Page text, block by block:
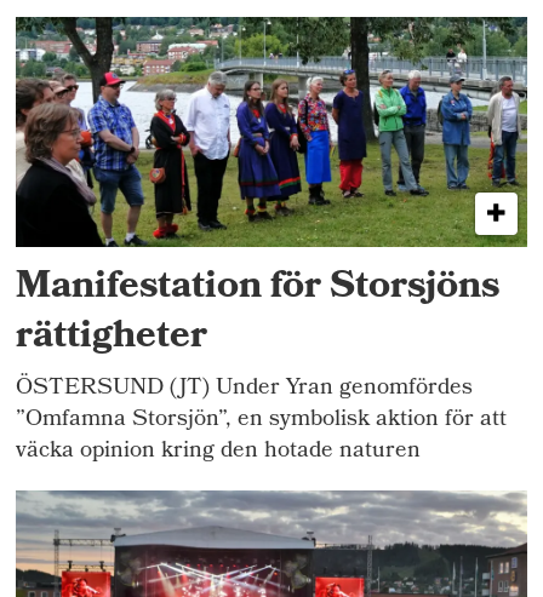
Manifestation för Storsjöns
rättigheter
ÖSTERSUND (JT) Under Yran genomfördes
”Omfamna Storsjön”, en symbolisk aktion för att
väcka opinion kring den hotade naturen